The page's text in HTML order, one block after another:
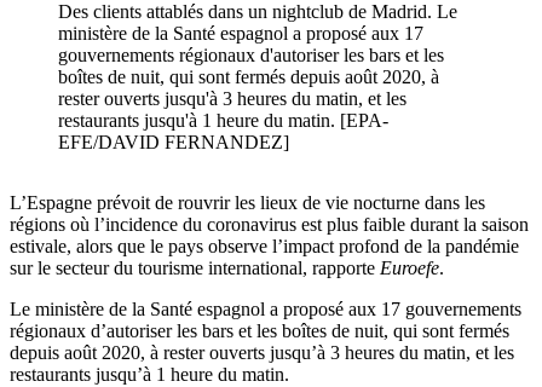
Des clients attablés dans un nightclub de Madrid. Le
ministère de la Santé espagnol a proposé aux 17
gouvernements régionaux d'autoriser les bars et les
boîtes de nuit, qui sont fermés depuis août 2020, à
rester ouverts jusqu'à 3 heures du matin, et les
restaurants jusqu'à 1 heure du matin. [EPA-
EFE/DAVID FERNANDEZ]
L’Espagne prévoit de rouvrir les lieux de vie nocturne dans les
régions où l’incidence du coronavirus est plus faible durant la saison
estivale, alors que le pays observe l’impact profond de la pandémie
sur le secteur du tourisme international, rapporte Euroefe.
Le ministère de la Santé espagnol a proposé aux 17 gouvernements
régionaux d’autoriser les bars et les boîtes de nuit, qui sont fermés
depuis août 2020, à rester ouverts jusqu’à 3 heures du matin, et les
restaurants jusqu’à 1 heure du matin.